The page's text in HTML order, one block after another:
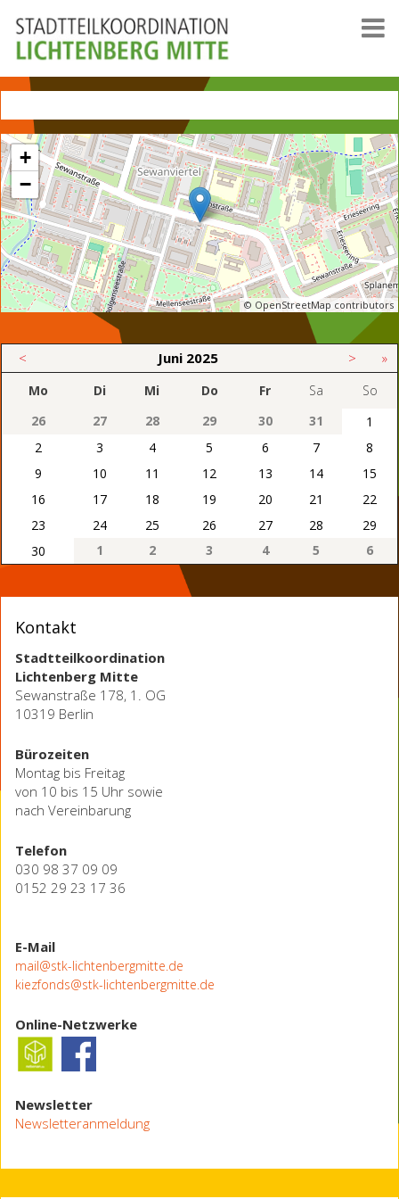
+
−
© OpenStreetMap contributors
< Juni 2025 > »
Mo Di Mi Do Fr Sa
So
26
27 28 29 30 31
1
2
3 4 5 6 7
8
9
10 11 12 13 14
15
16
17 18 19 20 21
22
23
24 25 26 27 28
29
30
1 2 3 4 5 6
Kontakt
Stadtteilkoordination
Lichtenberg Mitte
Sewanstraße 178, 1. OG
10319 Berlin
Bürozeiten
Montag bis Freitag
von 10 bis 15 Uhr sowie
nach Vereinbarung
Telefon
030 98 37 09 09
0152 29 23 17 36
E-Mail
mail@stk-lichtenbergmitte.de
kiezfonds@stk-lichtenbergmitte.de
Online-Netzwerke
Newsletter
Newsletteranmeldung